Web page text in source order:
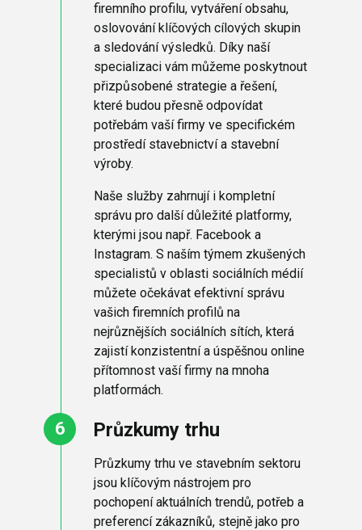
firemního profilu, vytváření obsahu,
oslovování klíčových cílových skupin
a sledování výsledků. Díky naší
specializaci vám můžeme poskytnout
přizpůsobené strategie a řešení,
které budou přesně odpovídat
potřebám vaší firmy ve specifickém
prostředí stavebnictví a stavební
výroby.
Naše služby zahrnují i kompletní
správu pro další důležité platformy,
kterými jsou např. Facebook a
Instagram. S naším týmem zkušených
specialistů v oblasti sociálních médií
můžete očekávat efektivní správu
vašich firemních profilů na
nejrůznějších sociálních sítích, která
zajistí konzistentní a úspěšnou online
přítomnost vaší firmy na mnoha
platformách.
Průzkumy trhu
Průzkumy trhu ve stavebním sektoru
jsou klíčovým nástrojem pro
pochopení aktuálních trendů, potřeb a
preferencí zákazníků, stejně jako pro